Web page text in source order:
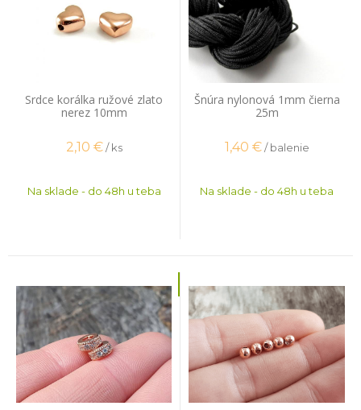
Srdce korálka ružové zlato
nerez 10mm
2,10 € / ks
Na sklade - do 48h u teba
Šnúra nylonová 1mm čierna
25m
1,40 € / balenie
Na sklade - do 48h u teba